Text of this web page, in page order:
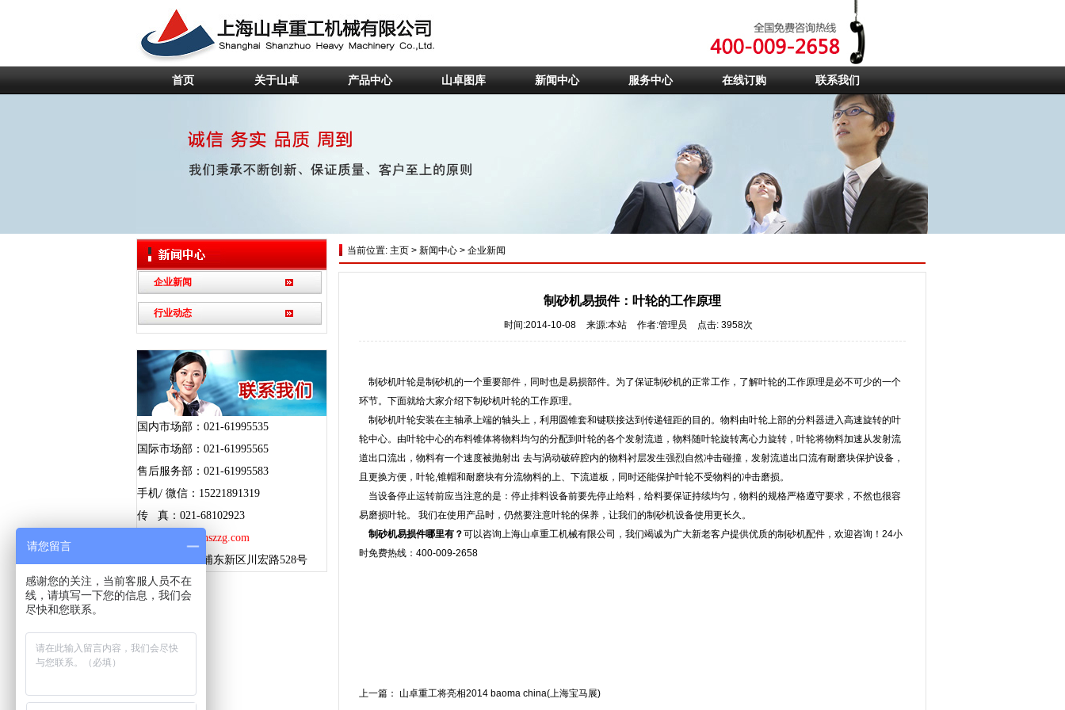
首页 关于山卓 产品中心 山卓图库 新闻中心 服务中心 在线订购 联系我们
企业新闻
行业动态
国内市场部：021-61995535
国际市场部：021-61995565
售后服务部：021-61995583
手机/ 微信：15221891319
传 真：021-68102923
sz@shszzg.com
地 址：上海浦东新区川宏路528号
当前位置: 主页 > 新闻中心 > 企业新闻
制砂机易损件：叶轮的工作原理
时间:2014-10-08 来源:本站 作者:管理员 点击: 3958次
制砂机叶轮是制砂机的一个重要部件，同时也是易损部件。为了保证制砂机的正常工作，了解叶轮的工作原理是必不可少的一个
环节。下面就给大家介绍下制砂机叶轮的工作原理。
制砂机叶轮安装在主轴承上端的轴头上，利用圆锥套和键联接达到传递钮距的目的。物料由叶轮上部的分料器进入高速旋转的叶
轮中心。由叶轮中心的布料锥体将物料均匀的分配到叶轮的各个发射流道，物料随叶轮旋转离心力旋转，叶轮将物料加速从发射流
道出口流出，物料有一个速度被抛射出 去与涡动破碎腔内的物料衬层发生强烈自然冲击碰撞，发射流道出口流有耐磨块保护设备，
且更换方便，叶轮,锥帽和耐磨块有分流物料的上、下流道板，同时还能保护叶轮不受物料的冲击磨损。
当设备停止运转前应当注意的是：停止排料设备前要先停止给料，给料要保证持续均匀，物料的规格严格遵守要求，不然也很容
易磨损叶轮。 我们在使用产品时，仍然要注意叶轮的保养，让我们的制砂机设备使用更长久。
制砂机易损件哪里有？可以咨询上海山卓重工机械有限公司，我们竭诚为广大新老客户提供优质的制砂机配件，欢迎咨询！24小
时免费热线：400-009-2658
上一篇： 山卓重工将亮相2014 baoma china(上海宝马展)
请您留言
感谢您的关注，当前客服人员不在
线，请填写一下您的信息，我们会
尽快和您联系。